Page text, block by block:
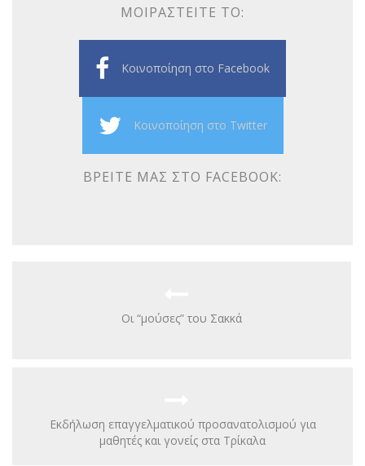
ΜΟΙΡΑΣΤΕΊΤΕ ΤΟ:
Κοινοποίηση στο Facebook
Κοινοποίηση στο Twitter
ΒΡΕΊΤΕ ΜΑΣ ΣΤΟ FACEBOOK:
Οι “μούσες” του Σακκά
Εκδήλωση επαγγελματικού προσανατολισμού για
μαθητές και γονείς στα Τρίκαλα